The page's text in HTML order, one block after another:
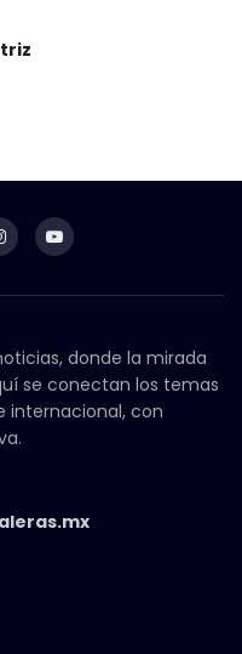
donde la mirada
se conectan los temas
internacional, con